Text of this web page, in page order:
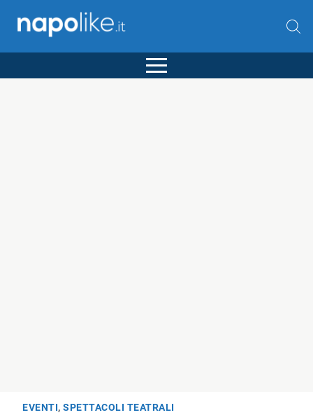
EVENTI,SPETTACOLI TEATRALI